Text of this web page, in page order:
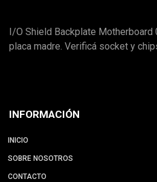
I/O Shield Backplate
placa madre. Verificá socket y
INFORMACIÓN
INICIO
SOBRE NOSOTROS
CONTACTO